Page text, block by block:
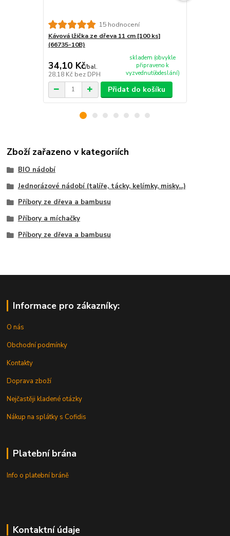
15 hodnocení
Kávová lžička ze dřeva 11 cm [100 ks]
(66735-10B)
34,10 Kč/bal.
28,18 Kč bez DPH
skladem (obvykle
připraveno k
vyzvednutí/odeslání)
Přidat do košíku
Zboží zařazeno v kategoriích
BIO nádobí
Jednorázové nádobí (talíře, tácky, kelímky, misky...)
Příbory ze dřeva a bambusu
Příbory a míchačky
Příbory ze dřeva a bambusu
Informace pro zákazníky:
O nás
Obchodní podmínky
Kontakty
Doprava zboží
Nejčastěji kladené otázky
Nákup na splátky s Cofidis
Platební brána
Info o platební bráně
Kontaktní údaje